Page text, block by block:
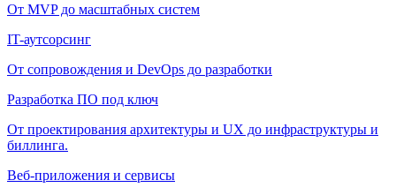
От MVP до масштабных систем
IT-аутсорсинг
От сопровождения и DevOps до разработки
Разработка ПО под ключ
От проектирования архитектуры и UX до инфраструктуры и
биллинга.
Веб-приложения и сервисы